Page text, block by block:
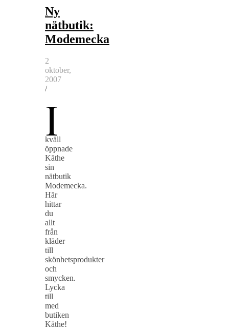
Ny
nätbutik:
Modemecka
2
oktober,
2007
/
I
kväll
öppnade
Käthe
sin
nätbutik
Modemecka.
Här
hittar
du
allt
från
kläder
till
skönhetsprodukter
och
smycken.
Lycka
till
med
butiken
Käthe!